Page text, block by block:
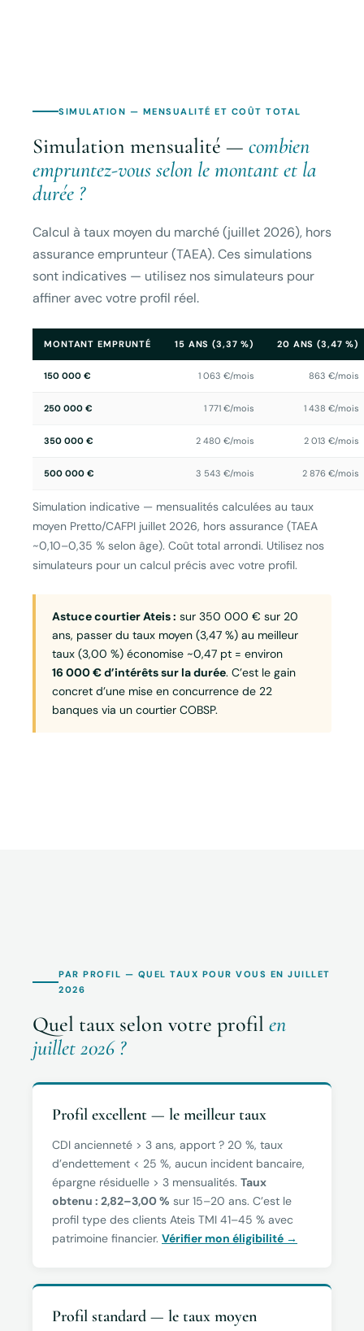
SIMULATION — MENSUALITÉ ET COÛT TOTAL
Simulation mensualité — combien
empruntez-vous selon le montant et la
durée ?
Calcul à taux moyen du marché (juillet 2026), hors
assurance emprunteur (TAEA). Ces simulations
sont indicatives — utilisez nos simulateurs pour
affiner avec votre profil réel.
MONTANT EMPRUNTÉ 15 ANS (3,37 %) 20 ANS (3,47 %)
150 000 € 1 063 €/mois 863 €/mois
250 000 € 1 771 €/mois 1 438 €/mois
350 000 € 2 480 €/mois 2 013 €/mois
500 000 € 3 543 €/mois 2 876 €/mois
Simulation indicative — mensualités calculées au taux
moyen Pretto/CAFPI juillet 2026, hors assurance (TAEA
~0,10–0,35 % selon âge). Coût total arrondi. Utilisez nos
simulateurs pour un calcul précis avec votre profil.
Astuce courtier Ateis : sur 350 000 € sur 20
ans, passer du taux moyen (3,47 %) au meilleur
taux (3,00 %) économise ~0,47 pt = environ
16 000 € d’intérêts sur la durée. C’est le gain
concret d’une mise en concurrence de 22
banques via un courtier COBSP.
PAR PROFIL — QUEL TAUX POUR VOUS EN JUILLET
2026
Quel taux selon votre profil en
juillet 2026 ?
Profil excellent — le meilleur taux
CDI ancienneté > 3 ans, apport ? 20 %, taux
d’endettement < 25 %, aucun incident bancaire,
épargne résiduelle > 3 mensualités. Taux
obtenu : 2,82–3,00 % sur 15–20 ans. C’est le
profil type des clients Ateis TMI 41–45 % avec
patrimoine financier. Vérifier mon éligibilité →
Profil standard — le taux moyen